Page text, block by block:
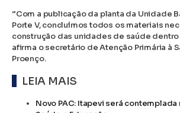
“Com a publicação da planta da Unidade
Porte V, concluímos todos os materiais
construção das unidades de saúde dentro
afirma o secretário de Atenção Primária à
Proenço.
LEIA MAIS
Novo PAC: Itapevi será contemplada